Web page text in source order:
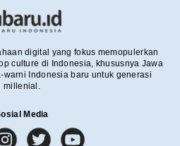
digital yang fokus memopulerkan
culture di Indonesia, khususnya Jawa
warni Indonesia baru untuk generasi
millenial.
Media